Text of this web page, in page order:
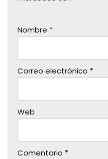
Nombre *
Correo electrónico *
Web
Comentario *